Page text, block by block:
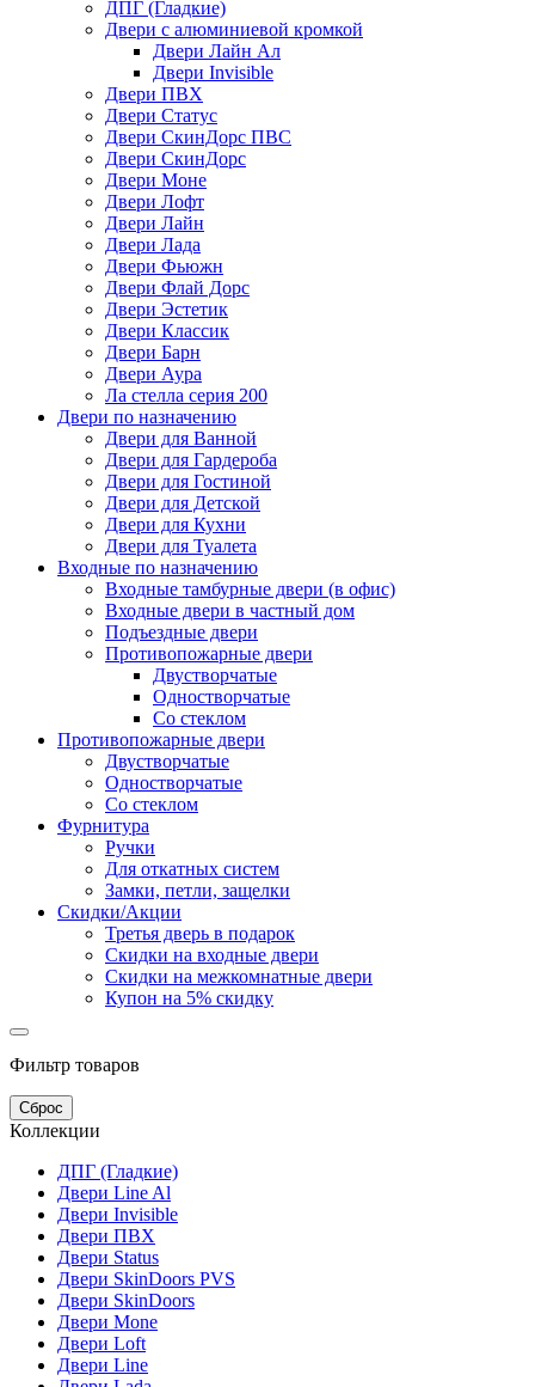
ДПГ (Гладкие)
Двери с алюминиевой кромкой
Двери Лайн Ал
Двери Invisible
Двери ПВХ
Двери Статус
Двери СкинДорс ПВС
Двери СкинДорс
Двери Моне
Двери Лофт
Двери Лайн
Двери Лада
Двери Фьюжн
Двери Флай Дорс
Двери Эстетик
Двери Классик
Двери Барн
Двери Аура
Ла стелла серия 200
Двери по назначению
Двери для Ванной
Двери для Гардероба
Двери для Гостиной
Двери для Детской
Двери для Кухни
Двери для Туалета
Входные по назначению
Входные тамбурные двери (в офис)
Входные двери в частный дом
Подъездные двери
Противопожарные двери
Двустворчатые
Одностворчатые
Со стеклом
Противопожарные двери
Двустворчатые
Одностворчатые
Со стеклом
Фурнитура
Ручки
Для откатных систем
Замки, петли, защелки
Скидки/Акции
Третья дверь в подарок
Скидки на входные двери
Скидки на межкомнатные двери
Купон на 5% скидку
Фильтр товаров
Сброс
Коллекции
ДПГ (Гладкие)
Двери Line Al
Двери Invisible
Двери ПВХ
Двери Status
Двери SkinDoors PVS
Двери SkinDoors
Двери Mone
Двери Loft
Двери Line